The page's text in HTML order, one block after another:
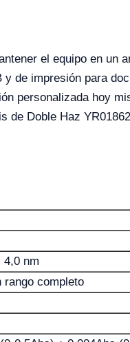
el equipo en un
de impresión para
personalizada hoy
de Doble Haz
4,0 nm
rango completo